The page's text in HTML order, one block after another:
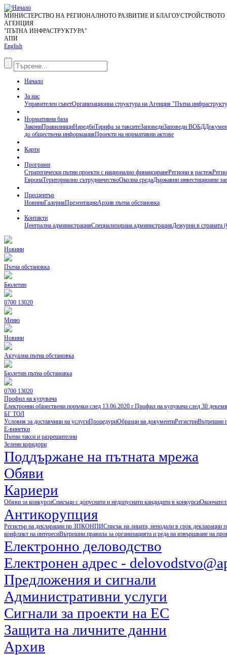
МИНИСТЕРСТВО НА РЕГИОНАЛНОТО РАЗВИТИЕ И БЛАГОУСТРОЙСТВОТО
АГЕНЦИЯ
"ПЪТНА ИНФРАСТРУКТУРА"
АПИ
English
Начало
За нас
Управителен съветОрганизационна структура на Агенция "Пътна
Нормативна база
ЗакониПравилнициНаредбиТарифа за такситеЗаповедиЗаповеди ВОБД
до обществена информацияПроекти на нормативни актове
Карти
Програми
Стратегически пътни проекти с национално финансиранеРегиони в растеж
ЕвропаТериториално сътрудничествоОколна средаДържавни инвестиционни
Пресцентър
НовиниГалерияПрезентацииАрхив пътна обстановка
Контакти
Централна администрацияСпециализирана администрацияДежурни в
Новини
Пътна обстановка
Бюлетин
0700 13020
Меню
Новини
Актуална пътна обстановка
Бюлетин пътна обстановка
0700 13020
Профил на купувача
Електронни обществени поръчки след 13.06.2020 г.Профил на купувача след 30
БГ ТОЛ
Условия за доставчици на услугиПроцедуриОбразци на документиРегистриВътрешни
Е-винетки
Пътни такси и разрешителни
Зелени коридори
Поддържане на пътната мрежа
Обяви
Кариери
Обяви за конкурсиСписъци с допуснати и недопуснати кандидати в конкурси
Антикорупция
Регистър на декларации по ЗПКОНПИСписък на лицата, неподали в срок
конфликт на интересиВътрешни правила за организацията и реда на извършване на
Електронно деловодство
Електронен адрес -
Предложения и сигнали
Административни услуги
Сигнали за проекти на ЕС
Защита на личните данни
Архив